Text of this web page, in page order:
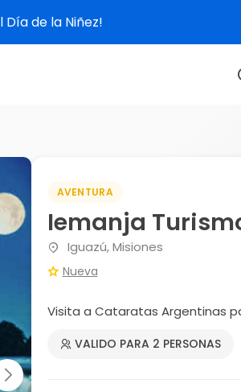
de la Niñez!
AVENTURA
Iemanja
Iguazú, Misiones
Nueva
Visita a Cataratas Argentinas
VALIDO PARA 2 PERSONAS